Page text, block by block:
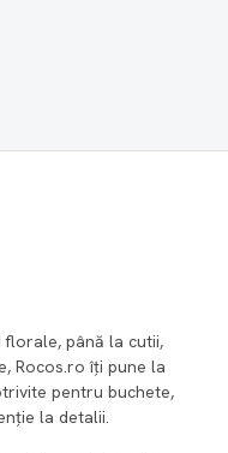
până la cutii,
Rocos.ro îți pune la
pentru buchete,
la detalii.